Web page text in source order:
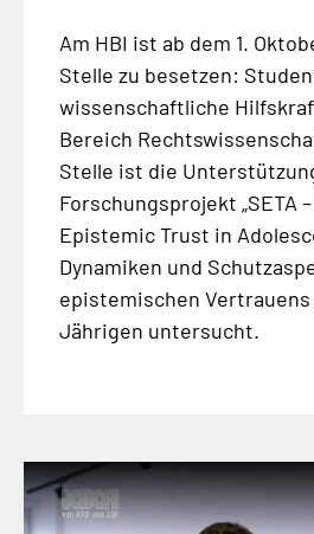
Am HBI ist ab dem 1.
Stelle zu besetzen:
wissenschaftliche
Bereich
Stelle ist die
Forschungsprojekt „SETA
Epistemic Trust in
Dynamiken und
epistemischen Vertrauens
Jährigen untersucht.